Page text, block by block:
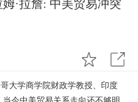
·拉詹: 中美贸易冲突
大学商学院财政学教授、印度
今中美贸易关系走向还不够明